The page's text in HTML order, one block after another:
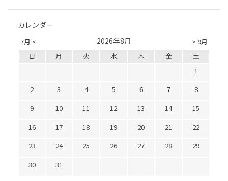
カレンダー
7月 < > 9月
2026年8月
日 月 火 水 木 金
土
1
2
3 4 5 6 7
8
9
10 11 12 13 14
15
16
17 18 19 20 21
22
23
24 25 26 27 28
29
30
31